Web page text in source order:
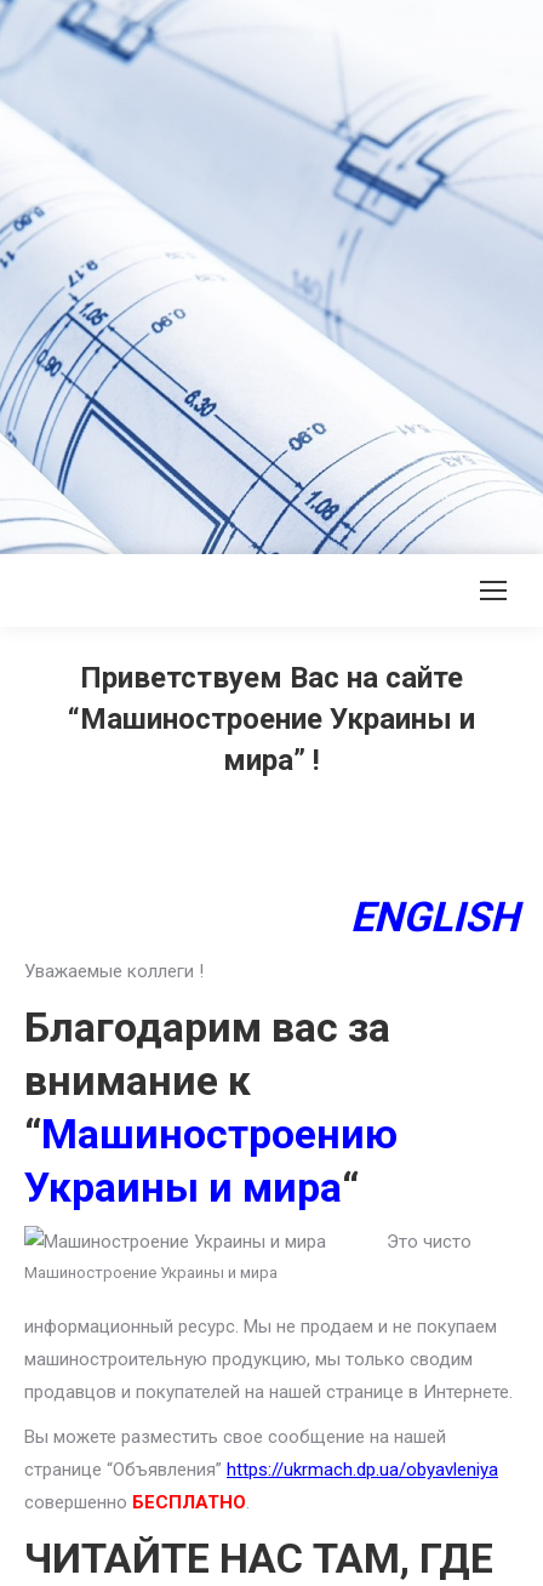
Приветствуем Вас на сайте
“Машиностроение Украины и
мира” !
ENGLISH
Уважаемые коллеги !
Благодарим вас за
внимание к
“Машиностроению
Украины и мира“
Машиностроение Украины и мира
Это чисто
информационный ресурс. Мы не продаем и не покупаем
машиностроительную продукцию, мы только сводим
продавцов и покупателей на нашей странице в Интернете.
Вы можете разместить свое сообщение на нашей
странице “Объявления” https://ukrmach.dp.ua/obyavleniya
совершенно БЕСПЛАТНО.
ЧИТАЙТЕ НАС ТАМ, ГДЕ